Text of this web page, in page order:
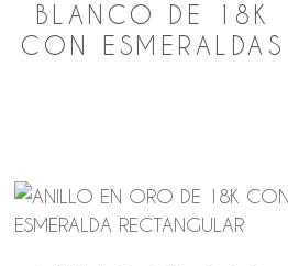
BLANCO DE 18K
CON ESMERALDAS